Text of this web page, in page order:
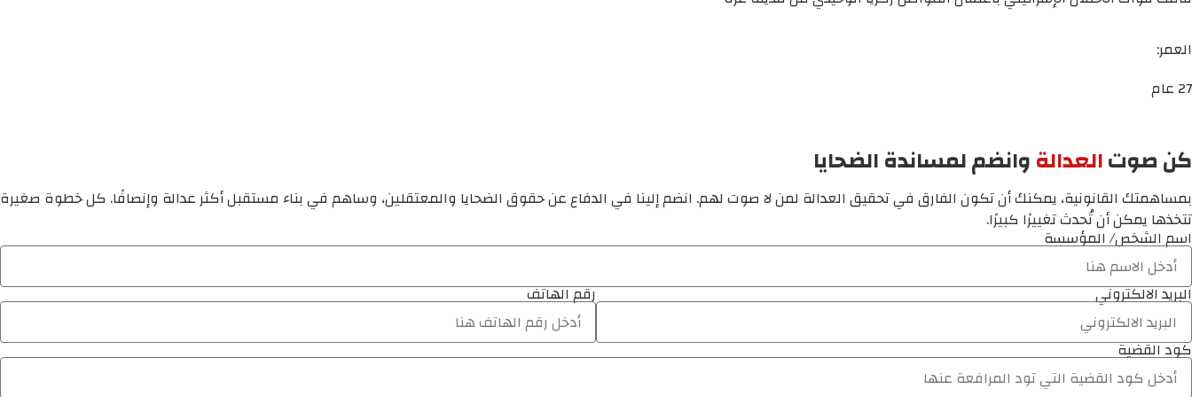
العمر:
27 عام
كن صوتالعدالةوانضم لمساندة الضحايا
بمساهمتك القانونية، يمكنك أن تكون الفارق في تحقيق العدالة لمن لا صوت لهم. انضم إلينا في الدفاع عن حقوق الضحايا والمعتقلين، وساهم في بناء مستقبل أكثر عدالة وإنصافًا. كل خطوة صغيرة
تتخذها يمكن أن تُحدث تغييرًا كبيرًا.
اسم الشخص/ المؤسسة
البريد الالكتروني رقم الهاتف
كود القضية